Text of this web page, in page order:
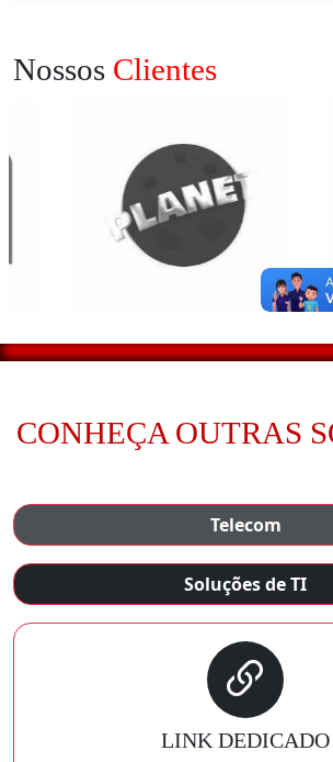
Nossos Clientes
CONHEÇA OUTRAS
Telecom
Soluções de TI
LINK DEDICADO